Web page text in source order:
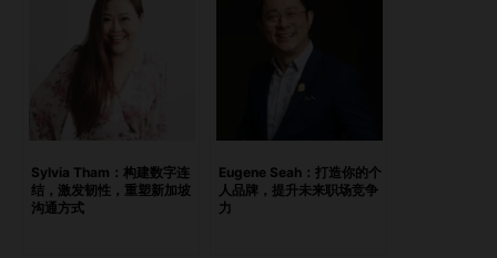
但不简化”。 这本书不是为了让大家变成会计师，而是为了帮
助领导者与决策者看到数字背后的故事——从而摆脱猜测，用
洞察力引导行动。 James C Foo Leong 所著《Once Upon a
Balance Sheet》以故事重塑财务学习，让“清晰”成为真正的
底线 财务不需要更多图表，而需要角色 问：你创造了
Sylvia Tham：构建数字连
结，激发韧性，重塑新加坡
沟通方式
Eugene Seah：打造你的个
人品牌，提升未来职场竞争
力